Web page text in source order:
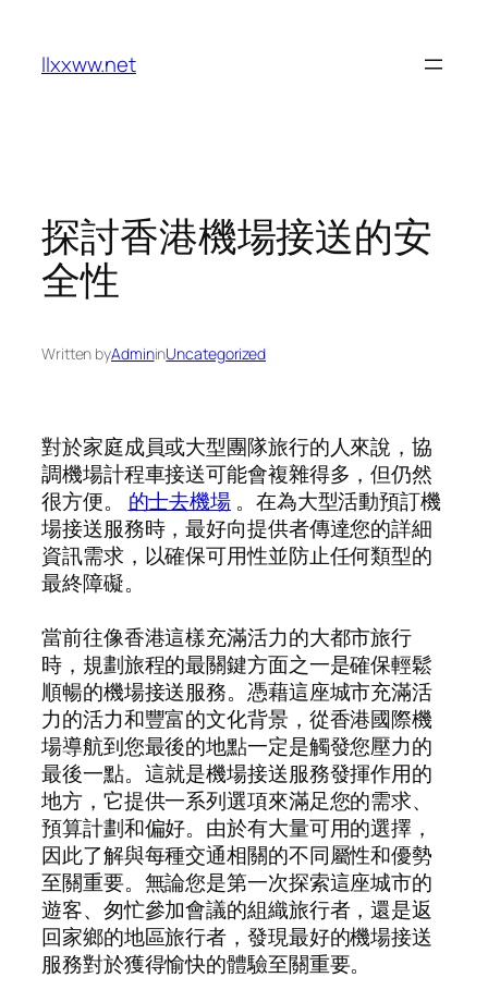
content
llxxww.net
探討香港機場接送的安
全性
Written byAdmininUncategorized
對於家庭成員或大型團隊旅行的人來說，協
調機場計程車接送可能會複雜得多，但仍然
很方便。 的士去機場 。在為大型活動預訂機
場接送服務時，最好向提供者傳達您的詳細
資訊需求，以確保可用性並防止任何類型的
最終障礙。
當前往像香港這樣充滿活力的大都市旅行
時，規劃旅程的最關鍵方面之一是確保輕鬆
順暢的機場接送服務。憑藉這座城市充滿活
力的活力和豐富的文化背景，從香港國際機
場導航到您最後的地點一定是觸發您壓力的
最後一點。這就是機場接送服務發揮作用的
地方，它提供一系列選項來滿足您的需求、
預算計劃和偏好。由於有大量可用的選擇，
因此了解與每種交通相關的不同屬性和優勢
至關重要。無論您是第一次探索這座城市的
遊客、匆忙參加會議的組織旅行者，還是返
回家鄉的地區旅行者，發現最好的機場接送
服務對於獲得愉快的體驗至關重要。